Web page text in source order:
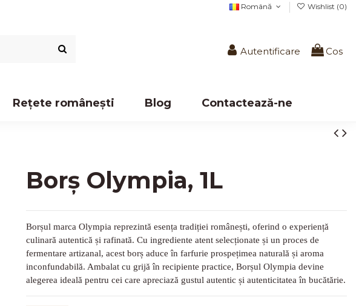
Română Wishlist (0)
Autentificare Cos
Rețete românești Blog Contactează-ne
Borș Olympia, 1L
Borșul marca Olympia reprezintă esența tradiției românești, oferind o experiență
culinară autentică și rafinată. Cu ingrediente atent selecționate și un proces de
fermentare artizanal, acest borș aduce în farfurie prospețimea naturală și aroma
inconfundabilă. Ambalat cu grijă în recipiente practice, Borșul Olympia devine
alegerea ideală pentru cei care apreciază gustul autentic și autenticitatea în bucătărie.